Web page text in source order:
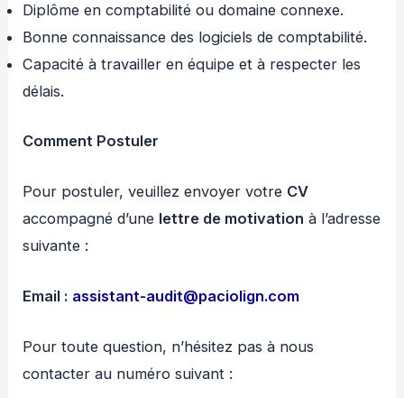
Diplôme en comptabilité ou domaine connexe.
Bonne connaissance des logiciels de comptabilité.
Capacité à travailler en équipe et à respecter les
délais.
Comment Postuler
Pour postuler, veuillez envoyer votre CV
accompagné d’une lettre de motivation à l’adresse
suivante :
Email : assistant-audit@paciolign.com
Pour toute question, n’hésitez pas à nous
contacter au numéro suivant :